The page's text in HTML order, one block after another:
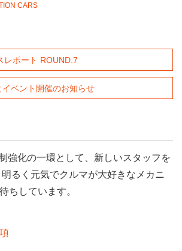
CARS
レポート ROUND.7
ベント開催のお知らせ
強化の一環として、新しいスタッフを
るく元気でクルマが大好きなメカニ
ちしています。